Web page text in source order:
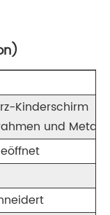
Kinderschirm
und